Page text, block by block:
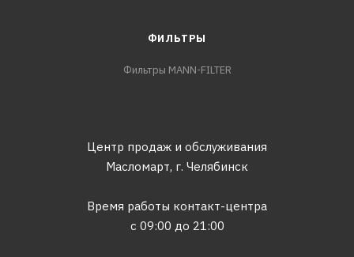
ФИЛЬТРЫ
Фильтры MANN-FILTER
Центр продаж и обслуживания
Масломарт, г. Челябинск
Время работы контакт-центра
с 09:00 до 21:00